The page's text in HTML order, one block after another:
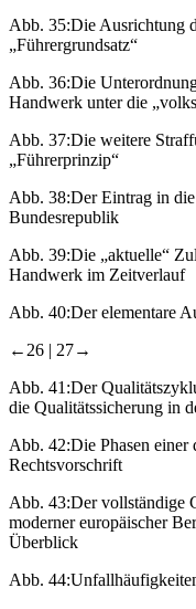
Abb. 35:Die Ausrichtung
„Führergrundsatz“
Abb. 36:Die
Handwerk unter die
Abb. 37:Die weitere
„Führerprinzip“
Abb. 38:Der Eintrag in
Bundesrepublik
Abb. 39:Die „aktuelle“
Handwerk im Zeitverlauf
Abb. 40:Der elementare
←26 | 27→
Abb. 41:Der
die Qualitätssicherung in
Abb. 42:Die Phasen
Rechtsvorschrift
Abb. 43:Der vollständige
moderner europäischer
Überblick
Abb. 44: